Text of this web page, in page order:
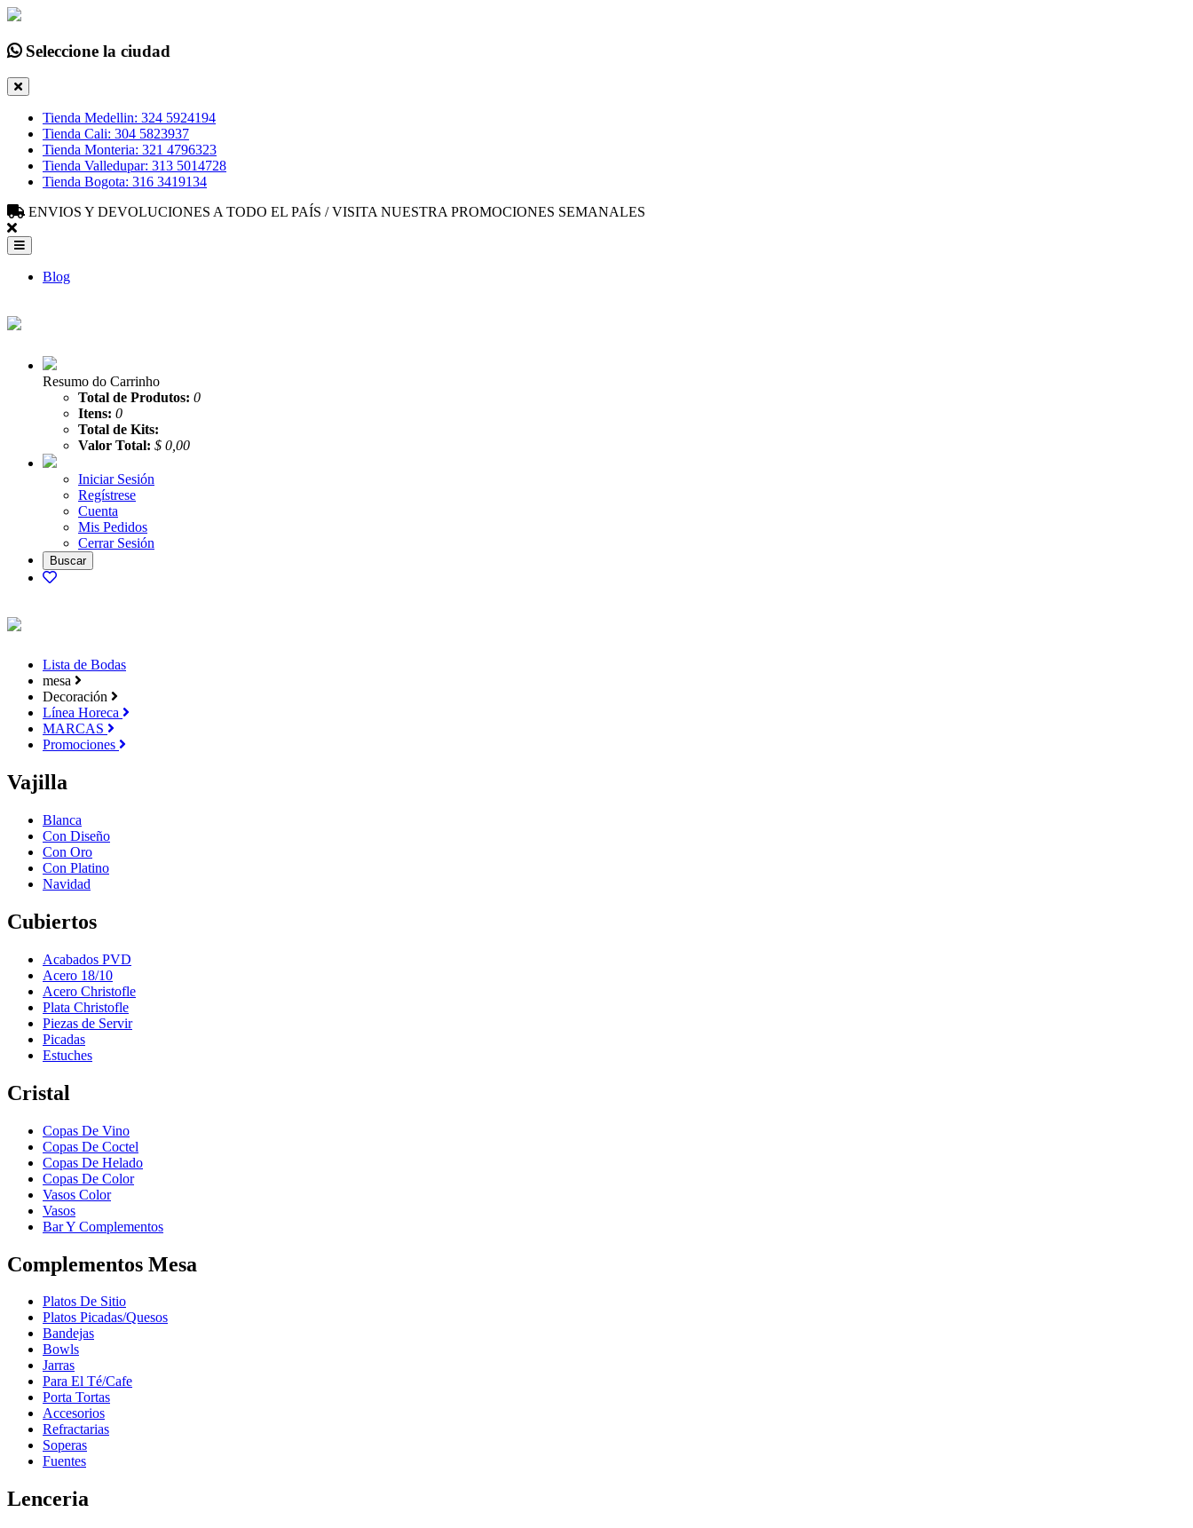
Seleccione la ciudad
Tienda Medellin: 324 5924194
Tienda Cali: 304 5823937
Tienda Monteria: 321 4796323
Tienda Valledupar: 313 5014728
Tienda Bogota: 316 3419134
ENVIOS Y DEVOLUCIONES A TODO EL PAÍS / VISITA NUESTRA PROMOCIONES SEMANALES
Blog
Resumo do Carrinho
Total de Produtos: 0
Itens: 0
Total de Kits:
Valor Total: $ 0,00
Iniciar Sesión
Regístrese
Cuenta
Mis Pedidos
Cerrar Sesión
Lista de Bodas
mesa
Decoración
Línea Horeca
MARCAS
Promociones
Vajilla
Blanca
Con Diseño
Con Oro
Con Platino
Navidad
Cubiertos
Acabados PVD
Acero 18/10
Acero Christofle
Plata Christofle
Piezas de Servir
Picadas
Estuches
Cristal
Copas De Vino
Copas De Coctel
Copas De Helado
Copas De Color
Vasos Color
Vasos
Bar Y Complementos
Complementos Mesa
Platos De Sitio
Platos Picadas/Quesos
Bandejas
Bowls
Jarras
Para El Té/Cafe
Porta Tortas
Accesorios
Refractarias
Soperas
Fuentes
Lenceria